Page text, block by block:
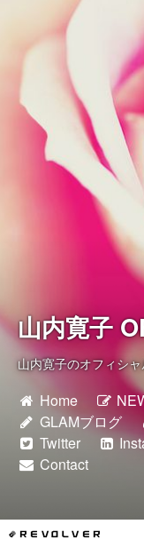
Profile
Facebook
Twitter
Instagram
Contact
山内寛子
山内寛子のオフィシャ
Home
GLAMブログ
Twitter
Contact
*REVOLVER